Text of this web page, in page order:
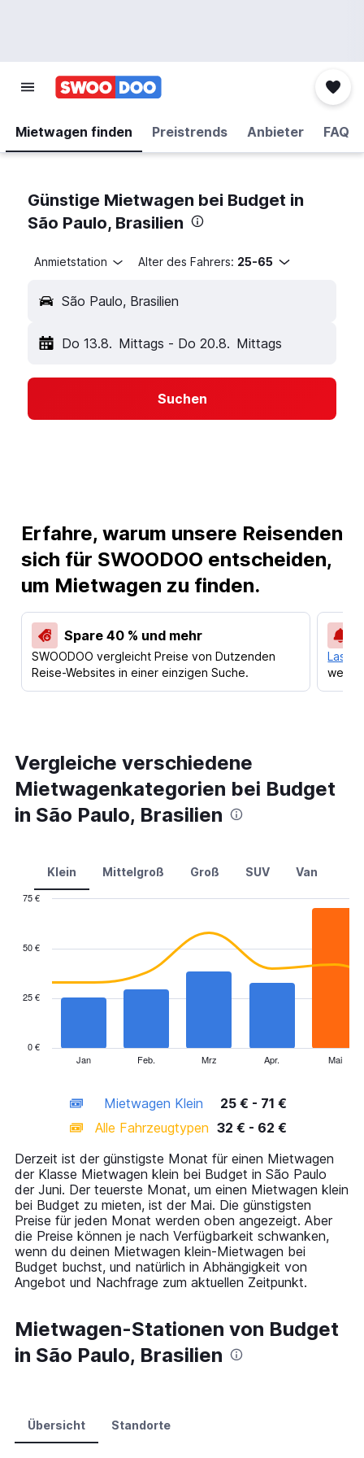
Mietwagen finden Preistrends Anbieter FAQ
Günstige Mietwagen bei Budget in
São Paulo, Brasilien
Anmietstation Alter des Fahrers: 25-65
São Paulo, Brasilien
Do 13.8. Mittags - Do 20.8. Mittags
Suchen
Erfahre, warum unsere Reisenden
sich für SWOODOO entscheiden,
um Mietwagen zu finden.
Spare 40 % und mehr
SWOODOO vergleicht Preise von Dutzenden
Reise-Websites in einer einzigen Suche.
Lass
Vergleiche verschiedene
Mietwagenkategorien bei Budget
in São Paulo, Brasilien
Klein Mittelgroß Groß SUV Van
series.
has
displaying
categories.
14
categories.
The
chart
has
1
Y
axis
displaying
values.
0
to
75.
Jan Feb. Mrz Apr. Mai
0 €
25 €
50 €
75 €
Mietwagen Klein
25 € - 71 €
Alle Fahrzeugtypen 32 € - 62 €
Derzeit ist der günstigste Monat für einen Mietwagen
der Klasse Mietwagen klein bei Budget in São Paulo
der Juni. Der teuerste Monat, um einen Mietwagen klein
bei Budget zu mieten, ist der Mai. Die günstigsten
Preise für jeden Monat werden oben angezeigt. Aber
die Preise können je nach Verfügbarkeit schwanken,
wenn du deinen Mietwagen klein-Mietwagen bei
Budget buchst, und natürlich in Abhängigkeit von
Angebot und Nachfrage zum aktuellen Zeitpunkt.
Mietwagen-Stationen von Budget
in São Paulo, Brasilien
Übersicht Standorte